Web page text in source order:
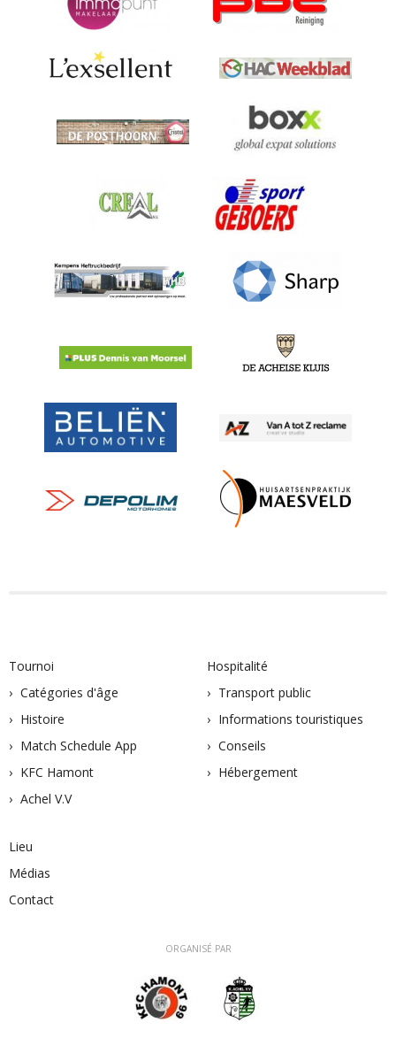
Tournoi
Catégories d'âge
Histoire
Match Schedule App
KFC Hamont
Achel V.V
Hospitalité
Transport public
Informations touristiques
Conseils
Hébergement
Lieu
Médias
Contact
ORGANISÉ PAR